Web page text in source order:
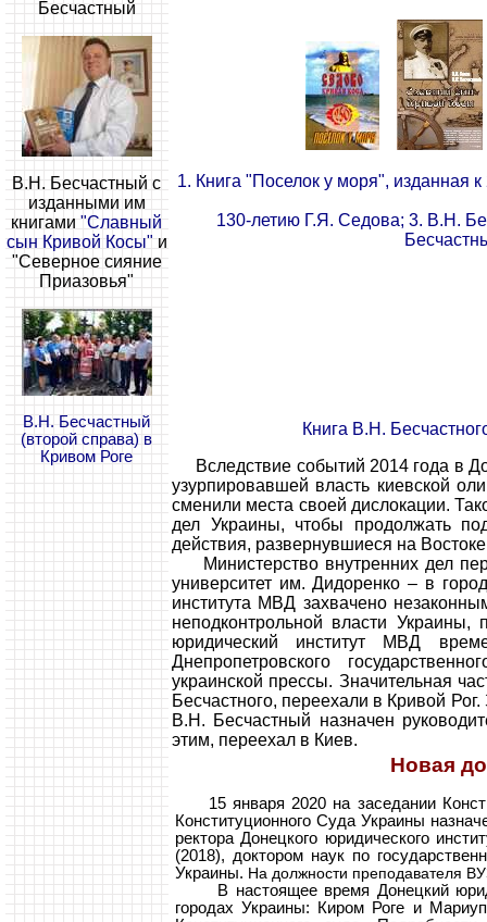
Бесчастный
В.Н. Бесчастный с
изданными им
книгами"Славный
сын Кривой Косы" и
"Северное сияние
Приазовья"
В.Н. Бесчастный
(второй справа) в
Кривом Роге
1. Книга "Поселок у моря", изданная
130-летию Г.Я. Седова; 3. В.Н.
Книга В.Н.
Вследствие событий 2014 года в
узурпировавшей власть киевской
сменили места своей дислокации.
дел Украины, чтобы продолжать
действия, развернувшиеся на
Министерство внутренних дел
университет им. Дидоренко – в
института МВД захвачено
неподконтрольной власти
юридический институт МВД
Днепропетровского
украинской прессы. Значительная
Бесчастного, переехали в Кривой
В.Н. Бесчастный назначен
этим, переехал в Киев.
Новая
15 января 2020 на заседании
Конституционного Суда Украины
ректора Донецкого юридического
(2018), доктором наук по
Украины. На должности преподавателя
В настоящее время Донецкий
городах Украины: Киром Роге и